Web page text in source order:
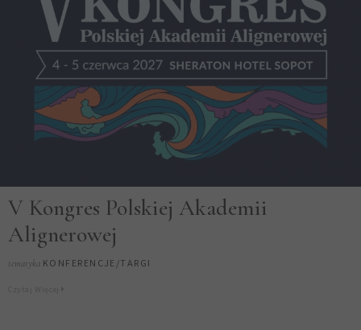
V Kongres Polskiej Akademii
Alignerowej
tematyka KONFERENCJE/TARGI